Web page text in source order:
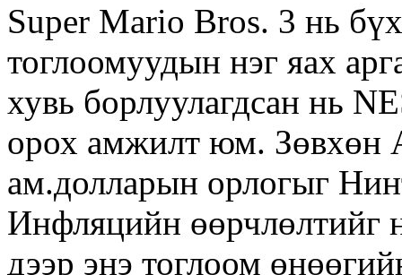
Super Mario Bros. 3 нь
тоглоомуудын нэг яах
хувь борлуулагдсан нь
орох амжилт юм. Зөвхөн
ам.долларын орлогыг
Инфляцийн өөрчлөлтийг
дээр энэ тоглоом